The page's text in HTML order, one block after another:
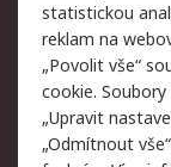
Autorská
Prohlášení o
údajů
Zásady pro
statistickou
reklam na
„Povolit vše“
cookie.
„Upravit
„Odmítnout